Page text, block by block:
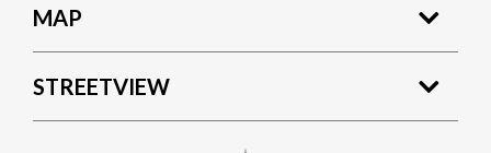
MAP
STREETVIEW